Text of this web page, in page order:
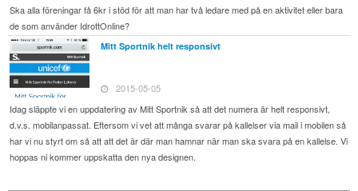
Ska alla föreningar få 6kr i stöd för att man har två ledare med på en aktivitet eller bara
de som använder IdrottOnline?
Mitt Sportnik helt responsivt
2015-05-05
Idag släppte vi en uppdatering av Mitt Sportnik så att det numera är helt responsivt,
d.v.s. mobilanpassat. Eftersom vi vet att många svarar på kallelser via mail i mobilen så
har vi nu styrt om så att att det är där man hamnar när man ska svara på en kallelse. Vi
hoppas ni kommer uppskatta den nya designen.